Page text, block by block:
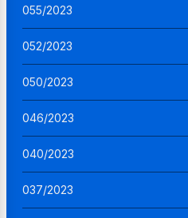
055/2023
052/2023
050/2023
046/2023
040/2023
037/2023